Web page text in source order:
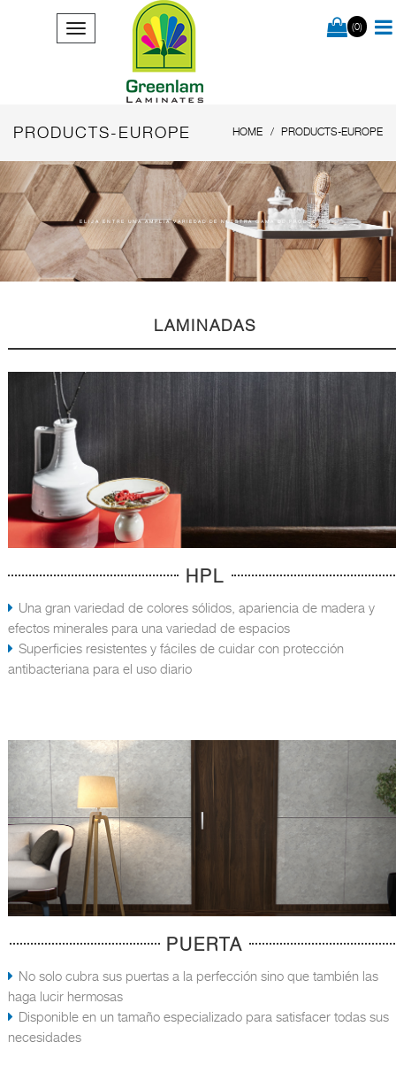
(0)
PRODUCTS-EUROPE HOME PRODUCTS-EUROPE
ELIJA ENTRE UNA AMPLIA VARIEDAD DE NUESTRA GAMA DE PRODUCTOS
LAMINADAS
HPL
Una gran variedad de colores sólidos, apariencia de madera y
efectos minerales para una variedad de espacios
Superficies resistentes y fáciles de cuidar con protección
antibacteriana para el uso diario
PUERTA
No solo cubra sus puertas a la perfección sino que también las
haga lucir hermosas
Disponible en un tamaño especializado para satisfacer todas sus
necesidades